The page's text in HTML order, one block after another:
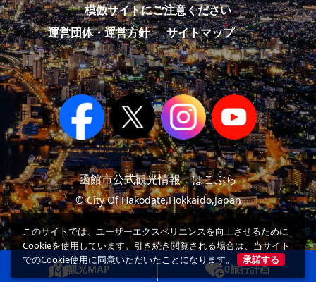
観光MAP 0旅行計画
模倣サイトにご注意ください
運営団体・運営方針
サイトマップ
函館市公式観光情報 はこぶら
© City Of Hakodate,Hokkaido,Japan
このサイトでは、ユーザーエクスペリエンスを向上させるために
Cookieを使用しています。引き続き閲覧される場合は、当サイト
でのCookie使用に同意いただいたことになります。
承諾する